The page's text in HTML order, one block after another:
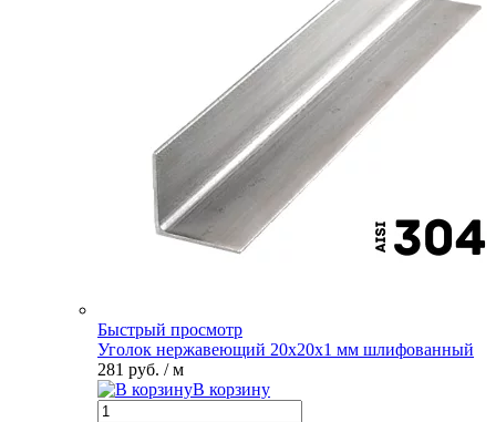
Быстрый просмотр
Уголок нержавеющий 20х20х1 мм шлифованный
281 руб. / м
В корзину